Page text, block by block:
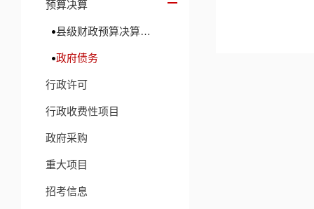
预算决算
县级财政预算决算及财政收支信息
政府债务
行政许可
行政收费性项目
政府采购
重大项目
招考信息